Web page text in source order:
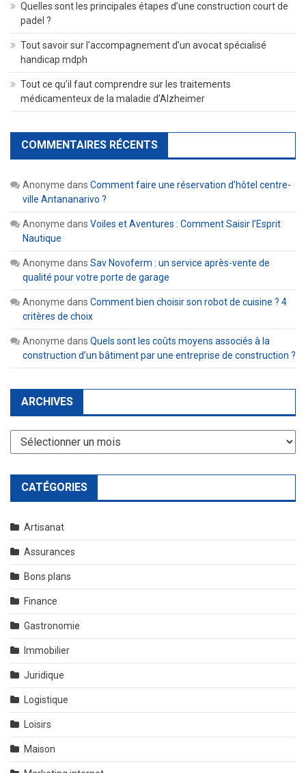
Quelles sont les principales étapes d’une construction court de
padel ?
Tout savoir sur l’accompagnement d’un avocat spécialisé
handicap mdph
Tout ce qu’il faut comprendre sur les traitements
médicamenteux de la maladie d’Alzheimer
COMMENTAIRES RÉCENTS
Anonyme dans Comment faire une réservation d’hôtel centre-
ville Antananarivo ?
Anonyme dans Voiles et Aventures : Comment Saisir l’Esprit
Nautique
Anonyme dans Sav Novoferm : un service après-vente de
qualité pour votre porte de garage
Anonyme dans Comment bien choisir son robot de cuisine ? 4
critères de choix
Anonyme dans Quels sont les coûts moyens associés à la
construction d’un bâtiment par une entreprise de construction ?
ARCHIVES
Archives
CATÉGORIES
Artisanat
Assurances
Bons plans
Finance
Gastronomie
Immobilier
Juridique
Logistique
Loisirs
Maison